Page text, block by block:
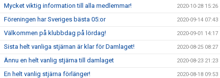
Mycket viktig information till alla medlemmar! 2020-10-28 15:26
Föreningen har Sveriges bästa 05:or 2020-09-14 07:43
Välkommen på klubbdag på lördag! 2020-09-01 14:17
Sista helt vanliga stjärnan är klar för Damlaget! 2020-08-25 08:27
Ännu en helt vanlig stjärna till damlaget 2020-08-23 21:23
En helt vanlig stjärna förlänger! 2020-08-18 09:53